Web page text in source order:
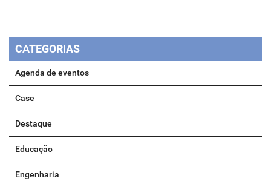
CATEGORIAS
Agenda de eventos
Case
Destaque
Educação
Engenharia